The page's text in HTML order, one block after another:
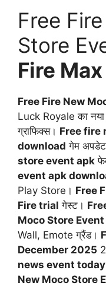
Free
Store
Fire Max
Free Fire New
Luck Royale का नया
ग्राफिक्स। Free fire
download गेम
store event apk
event apk
Play Store। Free
Fire trial गेस्ट।
Moco Store Event
Wall, Emote ग्रैंड।
December 2025
news event today
New Moco Store